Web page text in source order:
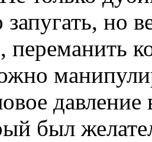
но
переманить
был